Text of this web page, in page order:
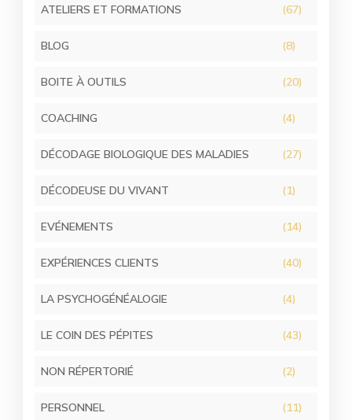
ATELIERS ET FORMATIONS (67)
BLOG (8)
BOITE À OUTILS (20)
COACHING (4)
DÉCODAGE BIOLOGIQUE DES MALADIES (27)
DÉCODEUSE DU VIVANT (1)
EVÉNEMENTS (14)
EXPÉRIENCES CLIENTS (40)
LA PSYCHOGÉNÉALOGIE (4)
LE COIN DES PÉPITES (43)
NON RÉPERTORIÉ (2)
PERSONNEL (11)